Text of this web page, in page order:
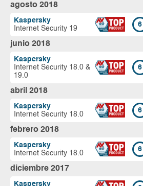
agosto 2018
Kaspersky
Internet Security 19
6
junio 2018
Kaspersky
Internet Security 18.0 &
19.0
6
abril 2018
Kaspersky
Internet Security 18.0
6
febrero 2018
Kaspersky
Internet Security 18.0
6
diciembre 2017
Kaspersky